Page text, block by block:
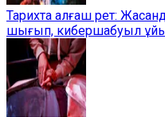
Тарихта алғаш рет:
шығып, кибершабуыл